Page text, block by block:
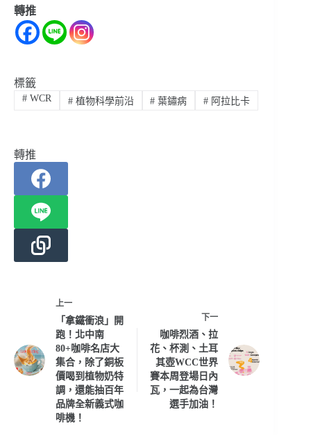
轉推
標籤
#WCR #植物科學前沿 # 葉鏽病 # 阿拉比卡
轉推
上一
「拿鐵衝浪」開
跑！北中南
80+咖啡名店大
集合，除了銅板
價喝到植物奶特
調，還能抽百年
品牌全新義式咖
啡機！
下一
咖啡烈酒、拉
花、杯測、土耳
其壺WCC世界
賽本周登場日內
瓦，一起為台灣
選手加油！